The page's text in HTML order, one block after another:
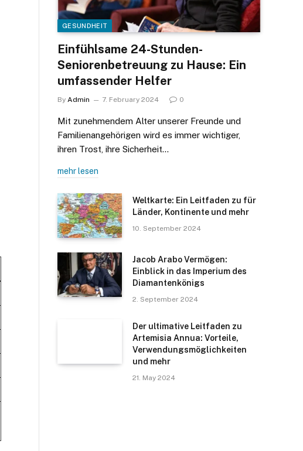
GESUNDHEIT
Einfühlsame 24-Stunden-
Seniorenbetreuung zu Hause: Ein
umfassender Helfer
By Admin 7. February 2024 0
Mit zunehmendem Alter unserer Freunde und
Familienangehörigen wird es immer wichtiger,
ihren Trost, ihre Sicherheit…
mehr lesen
Weltkarte: Ein Leitfaden zu für
Länder, Kontinente und mehr
10. September 2024
Jacob Arabo Vermögen:
Einblick in das Imperium des
Diamantenkönigs
2. September 2024
Der ultimative Leitfaden zu
Artemisia Annua: Vorteile,
Verwendungsmöglichkeiten
und mehr
21. May 2024